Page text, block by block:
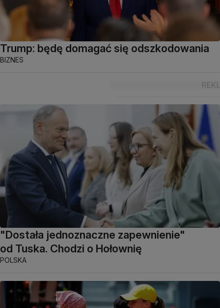
Trump: będę domagać się odszkodowania
BIZNES
"Dostała jednoznaczne zapewnienie"
od Tuska. Chodzi o Hołownię
POLSKA